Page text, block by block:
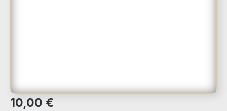
Regulärer Preis:
10,00 €